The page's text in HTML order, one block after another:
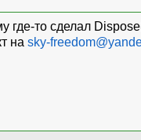
где-то сделал
на sky-